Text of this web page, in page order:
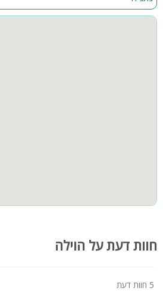
חוות דעת על הוילה
5 חוות דעת